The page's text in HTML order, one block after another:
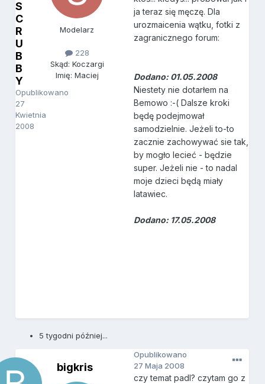
S
C
R
U
B
B
Y
Opublikowano
27
Kwietnia
2008
Modelarz
228
Skąd: Koczargi
Imię: Maciej
ja teraz się męczę. Dla
urozmaicenia wątku, fotki z
zagranicznego forum:
Dodano: 01.05.2008
Niestety nie dotarłem na
Bemowo :-( Dalsze kroki
będę podejmował
samodzielnie. Jeżeli to-to
zacznie zachowywać sie tak,
by mogło lecieć - będzie
super. Jeżeli nie - to nadal
moje dzieci będą miały
latawiec.
Dodano: 17.05.2008
5 tygodni później...
bigkris
Opublikowano
27 Maja 2008
czy temat padl? czytam go z